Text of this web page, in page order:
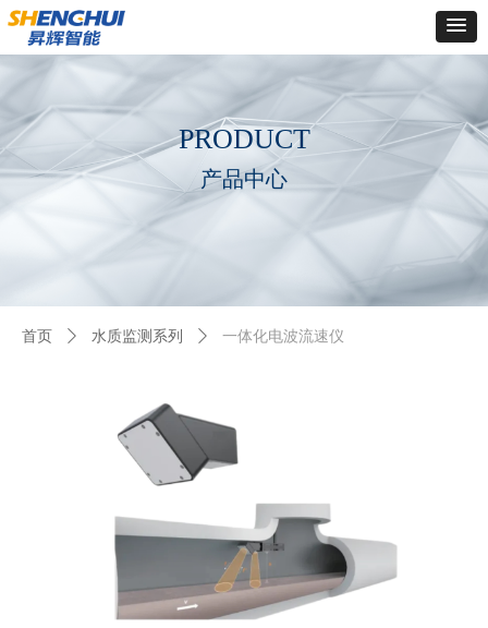
Control Render
ControlType:productSlideBind Error:未将对象引用设置到对象的实例。
PRODUCT
产品中心
首页 ꄲ 水质监测系列 ꄲ 一体化电波流速仪